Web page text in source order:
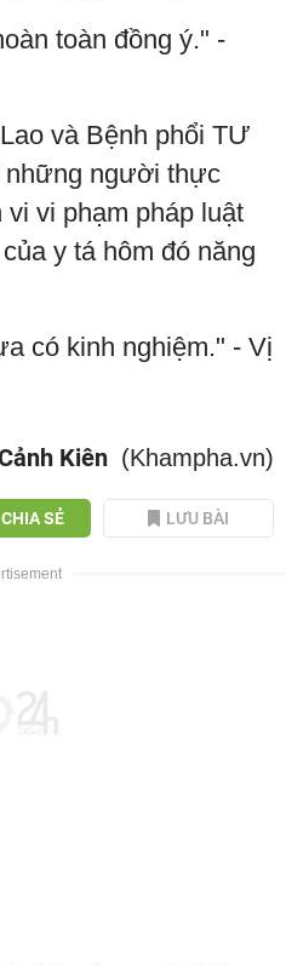
toàn đồng ý." -
và Bệnh phổi TƯ
những người thực
vi phạm pháp luật
y tá hôm đó năng
có kinh nghiệm." - Vị
Kiên (Khampha.vn)
CHIA SẺ LƯU BÀI